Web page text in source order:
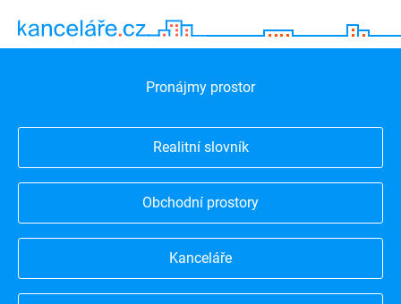
Pronájmy prostor
Realitní slovník
Obchodní prostory
Kanceláře